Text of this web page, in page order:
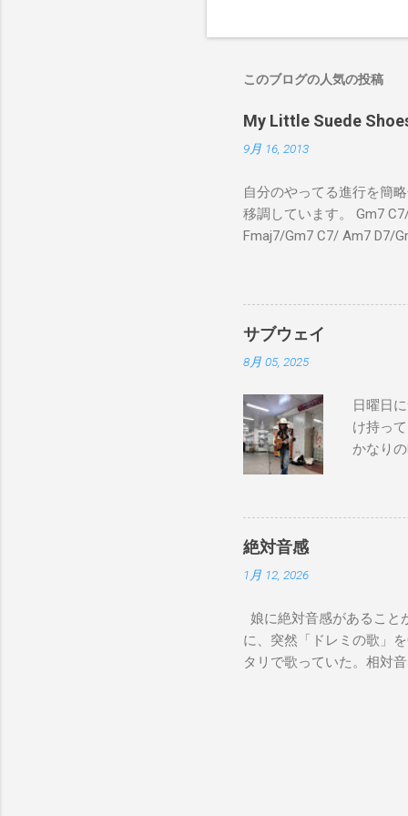
このブログの人気の投稿
My Little Suede
9月 16, 2013
自分のやってる進行を簡
移調しています。 Gm7
Fmaj7/Gm7 C7/ Am7 D7/
C7 Fmaj7 黒いスエ
のも一緒さ Gm7 C7
Am7 とてもカッコい
サブウェイ
8月 05, 2025
日曜日
け持っ
かなり
でやっ
good to
too
on
絶対音感
1月 12, 2026
娘に絶対音感があること
に、突然「ドレミの歌」
タリで歌っていた。相対